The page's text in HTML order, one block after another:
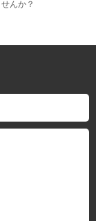
んか？